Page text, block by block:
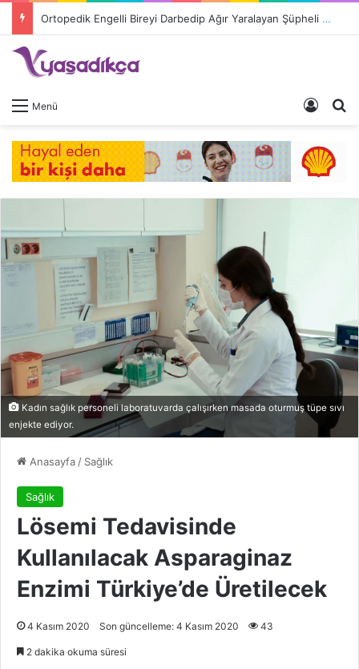
Ortopedik Engelli Bireyi Darbedip Ağır Yaralayan Şüpheli Tutuklandı
Menü Giriş
Kadın sağlık personeli laboratuvarda çalışırken masada oturmuş tüpe sıvı
enjekte ediyor.
Anasayfa / Sağlık
Sağlık
Lösemi Tedavisinde
Kullanılacak Asparaginaz
Enzimi Türkiye’de Üretilecek
4 Kasım 2020 Son güncelleme: 4 Kasım 2020 43
2 dakika okuma süresi